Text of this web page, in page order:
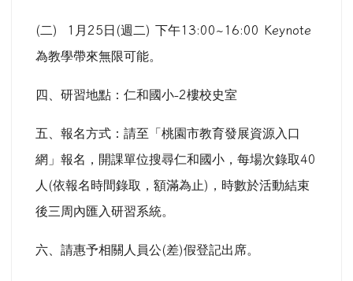
(二) 1 月 25 日 (週二) 下午13:00~16:00 Keynote
為教學帶來無限可能。
四、研習地點：仁和國小-2樓校史室
五、報名方式：請至「桃園市教育發展資源入口
網」報名，開課單位搜尋仁和國小，每場次錄取40
人 (依報名時間錄取，額滿為止) ，時數於活動結束
後三周內匯入研習系統。
六、請惠予相關人員公(差)假登記出席。